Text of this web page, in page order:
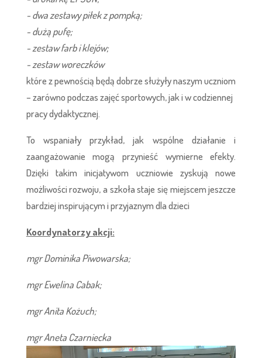
- dwa zestawy piłek z pompką;
- dużą pufę;
- zestaw farb i klejów;
- zestaw woreczków
które z pewnością będą dobrze służyły naszym uczniom
– zarówno podczas zajęć sportowych, jak i w codziennej
pracy dydaktycznej.
To wspaniały przykład, jak wspólne działanie i
zaangażowanie mogą przynieść wymierne efekty.
Dzięki takim inicjatywom uczniowie zyskują nowe
możliwości rozwoju, a szkoła staje się miejscem jeszcze
bardziej inspirującym i przyjaznym dla dzieci
Koordynatorzy akcji:
mgr Dominika Piwowarska;
mgr Ewelina Cabak;
mgr Anita Kożuch;
mgr Aneta Czarniecka